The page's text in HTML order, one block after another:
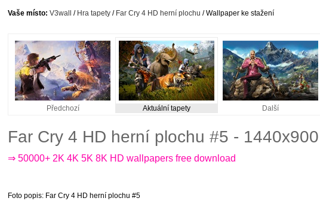
Vaše místo: V3wall / Hra tapety / Far Cry 4 HD herní plochu / Wallpaper ke stažení
Předchozí Aktuální tapety Další
Far Cry 4 HD herní plochu #5 - 1440x900
⇒ 50000+ 2K 4K 5K 8K HD wallpapers free download
Foto popis: Far Cry 4 HD herní plochu #5